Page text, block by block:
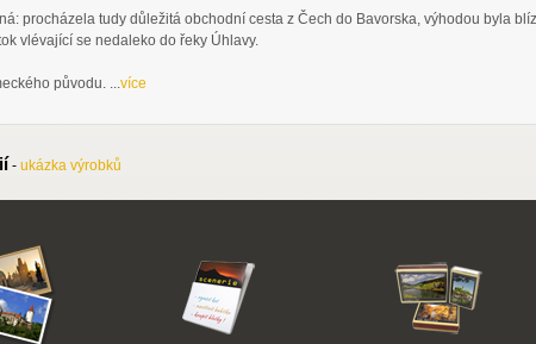
procházela tudy důležitá obchodní cesta z Čech do Bavorska, výhodou byla
vlévající se nedaleko do řeky Úhlavy.
původu. ...více
- ukázka výrobků